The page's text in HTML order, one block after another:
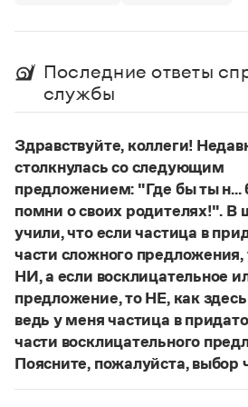
Справочники
Русский язык. Краткий теоретический
для школьников
Письмовник
Справочник по пунктуации
Словарь-справочник трудностей
Справочник по фразеологии
Азбучные истины
Словарь-справочник непростые
Все справочники портала
Журнал
Последние ответы
службы
Здравствуйте, коллеги!
столкнулась со следующим
предложением: "Где бы ты н...
помни о своих родителях!". В
учили, что если частица в
части сложного
НИ, а если восклицательное
предложение, то НЕ, как
ведь у меня частица в
части восклицательного
Поясните, пожалуйста, выбор
Правильно:Где бы ты ни был,